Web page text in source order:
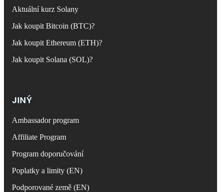
Aktuální kurz Solany
Jak koupit Bitcoin (BTC)?
Jak koupit Ethereum (ETH)?
Jak koupit Solana (SOL)?
JINÝ
Ambassador program
Affiliate Program
Program doporučování
Poplatky a limity (EN)
Podporované země (EN)